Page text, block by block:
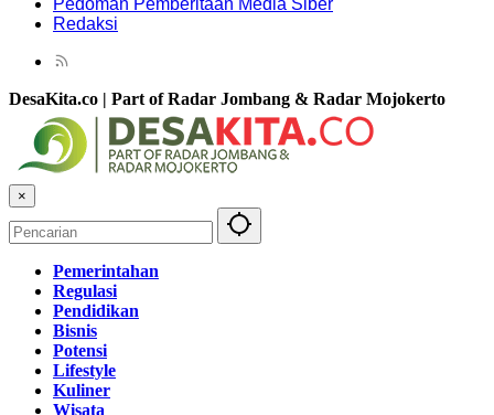
Pedoman Pemberitaan Media Siber
Redaksi
DesaKita.co | Part of Radar Jombang & Radar Mojokerto
×
Pemerintahan
Regulasi
Pendidikan
Bisnis
Potensi
Lifestyle
Kuliner
Wisata